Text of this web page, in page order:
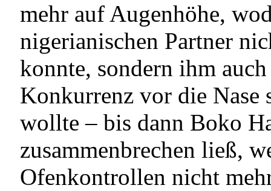
mehr auf Augenhöhe,
nigerianischen Partner
konnte, sondern ihm
Konkurrenz vor die Nase
wollte – bis dann Boko
zusammenbrechen ließ,
Ofenkontrollen nicht